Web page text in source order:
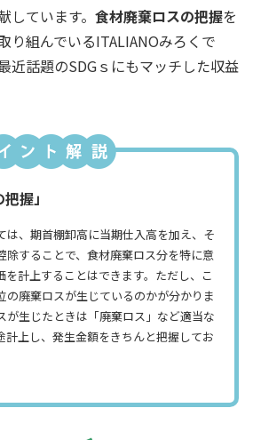
ています。 食材廃棄ロスの把握を
り組んでいるITALIANOみろくで
近話題のSDGｓにもマッチした収益
握」
は、期首棚卸高に当期仕入高を加え、そ
除することで、食材廃棄ロス分を特に意
を計上することはできます。ただし、こ
の廃棄ロスが生じているのかが分かりま
が生じたときは「廃棄ロス」など適当な
計上し、発生金額をきちんと把握してお